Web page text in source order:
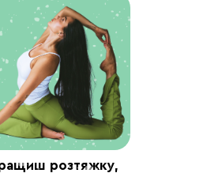
День 9
Вт.
розтяжку,